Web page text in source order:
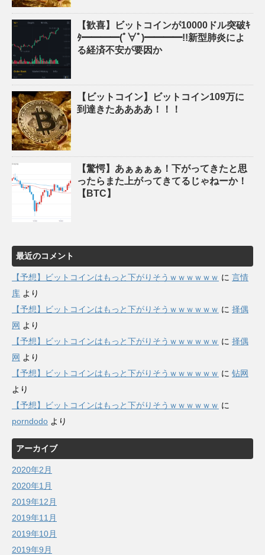
【歓喜】ビットコインが10000ドル突破ｷ
ﾀ━━━━(ﾟ∀ﾟ)━━━━!!新型肺炎によ
る経済不安が要因か
【ビットコイン】ビットコイン109万に
到達きたああああ！！！
【驚愕】あぁぁぁぁ！下がってきたと思
ったらまた上がってきてるじゃねーか！
【BTC】
最近のコメント
【予想】ビットコインはもっと下がりそうｗｗｗｗｗｗ に 言情
库 より
【予想】ビットコインはもっと下がりそうｗｗｗｗｗｗ に 择偶
网 より
【予想】ビットコインはもっと下がりそうｗｗｗｗｗｗ に 择偶
网 より
【予想】ビットコインはもっと下がりそうｗｗｗｗｗｗ に 钻网
より
【予想】ビットコインはもっと下がりそうｗｗｗｗｗｗ に
porndodo より
アーカイブ
2020年2月
2020年1月
2019年12月
2019年11月
2019年10月
2019年9月